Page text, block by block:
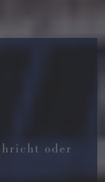
oder